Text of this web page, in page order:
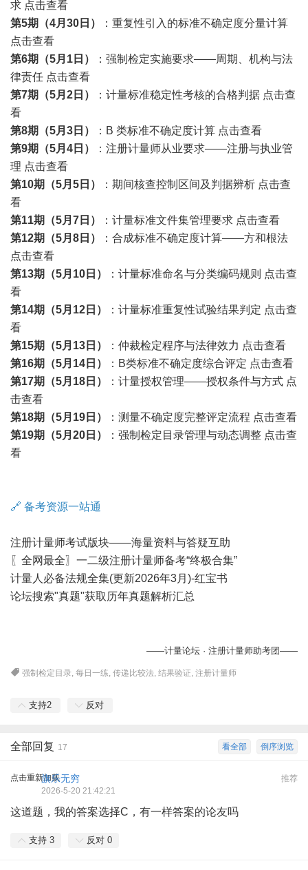
求 点击查看
第5期（4月30日）
：重复性引入的标准不确定度分量计算
点击查看
第6期（5月1日）
：强制检定实施要求——周期、机构与法
律责任 点击查看
第7期（5月2日）
：计量标准稳定性考核的合格判据 点击查
看
第8期（5月3日）
：B 类标准不确定度计算 点击查看
第9期（5月4日）
：注册计量师从业要求——注册与执业管
理 点击查看
第10期（5月5日）
：期间核查控制区间及判据辨析 点击查
看
第11期（5月7日）
：计量标准文件集管理要求 点击查看
第12期（5月8日）
：合成标准不确定度计算——方和根法
点击查看
第13期（5月10日）
：计量标准命名与分类编码规则 点击查
看
第14期（5月12日）
：计量标准重复性试验结果判定 点击查
看
第15期（5月13日）
：仲裁检定程序与法律效力 点击查看
第16期（5月14日）
：B类标准不确定度综合评定 点击查看
第17期（5月18日）
： 计量授权管理——授权条件与方式 点
击查看
第18期（5月19日）
： 测量不确定度完整评定流程 点击查看
第19期（5月20日）
：强制检定目录管理与动态调整 点击查
看
🔗 备考资源一站通
注册计量师考试版块——海量资料与答疑互助
〖全网最全〗一二级注册计量师备考“终极合集”
计量人必备法规全集(更新2026年3月)-红宝书
论坛搜索"真题"获取历年真题解析汇总
——计量论坛 · 注册计量师助考团——
强制检定目录,每日一练,传递比较法,结果验证,注册计量师
支持2 反对
倒序浏览
看全部
全部回复 17
点击重新加载 推荐
旗乐无穷
2026-5-20 21:42:21
这道题，我的答案选择C，有一样答案的论友吗
支持 3 反对 0